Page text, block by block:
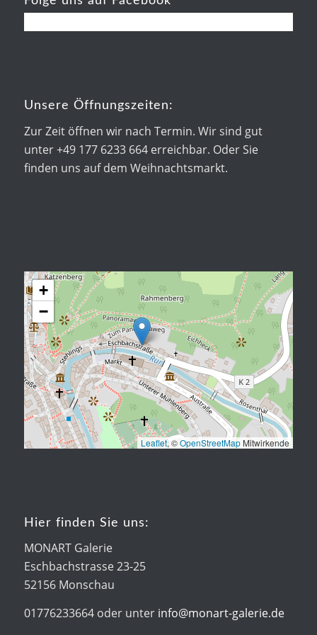
Unsere Öffnungszeiten:
Zur Zeit öffnen wir nach Termin. Wir sind gut
unter +49 177 6233 664 erreichbar. Oder Sie
finden uns auf dem Weihnachtsmarkt.
+
−
Leaflet, ©OpenStreetMap Mitwirkende
Hier finden Sie uns:
MONART Galerie
Eschbachstrasse 23-25
52156 Monschau
01776233664 oder unter info@monart-galerie.de